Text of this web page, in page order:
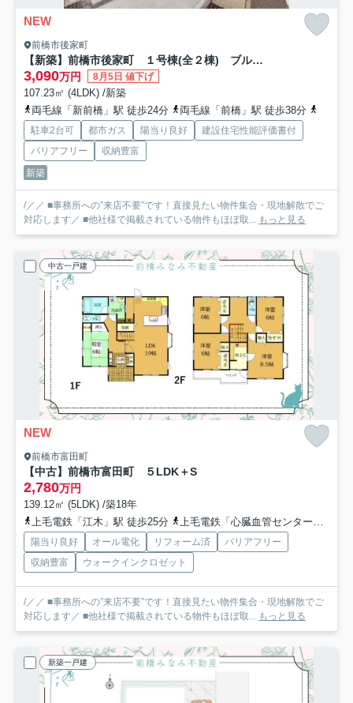
NEW
前橋市後家町
【新築】前橋市後家町 １号棟(全２棟) ブルーミングガーデン 新築建売分譲
3,090万円 8月5日 値下げ
107.23㎡ (4LDK) /新築
両毛線「新前橋」駅 徒歩24分
両毛線「前橋」駅 徒歩38分
駐車2台可 都市ガス 陽当り良好
建設住宅性能評価書付
バリアフリー
収納豊富
新築
/／／ ■事務所への”来店不要”です！直接見たい物件集合・現地解散でご
対応します／ ■他社様で掲載されている物件もほぼ取... もっと見る
中古一戸建
NEW
前橋市富田町
【中古】前橋市富田町 ５LDK＋S
2,780万円
139.12㎡ (5LDK) /築18年
上毛電鉄「江木」駅 徒歩25分
上毛電鉄「心臓血管センター」駅 徒歩29分
陽当り良好 オール電化 リフォーム済
バリアフリー
収納豊富
ウォークインクロゼット
/／／ ■事務所への”来店不要”です！直接見たい物件集合・現地解散でご
対応します／ ■他社様で掲載されている物件もほぼ取... もっと見る
新築一戸建